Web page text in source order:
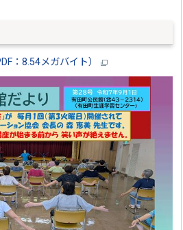
：8.54メガバイト）